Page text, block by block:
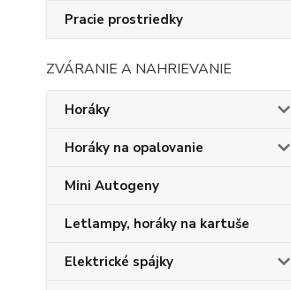
Pracie prostriedky
ZVÁRANIE A NAHRIEVANIE
Horáky
Horáky na opalovanie
Mini Autogeny
Letlampy, horáky na kartuše
Elektrické spájky